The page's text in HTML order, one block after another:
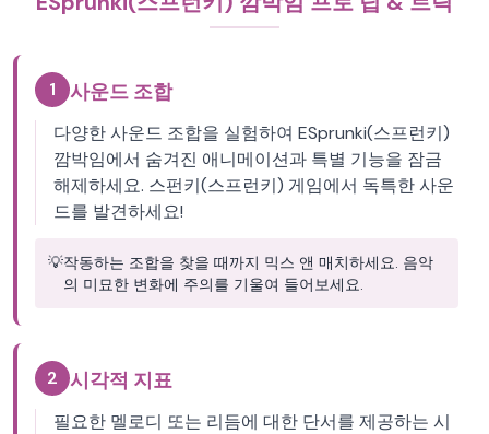
1 사운드 조합
다양한 사운드 조합을 실험하여 ESprunki(스프런키)
깜박임에서 숨겨진 애니메이션과 특별 기능을 잠금
해제하세요. 스펀키(스프런키) 게임에서 독특한 사운
드를 발견하세요!
💡작동하는 조합을 찾을 때까지 믹스 앤 매치하세요. 음악
의 미묘한 변화에 주의를 기울여 들어보세요.
2 시각적 지표
필요한 멜로디 또는 리듬에 대한 단서를 제공하는 시